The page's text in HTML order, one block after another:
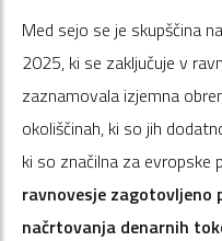
Med sejo se je skupščina
2025, ki se zaključuje v
zaznamovala izjemna
okoliščinah, ki so jih
ki so značilna za evropske
ravnovesje zagotovljeno
načrtovanja denarnih